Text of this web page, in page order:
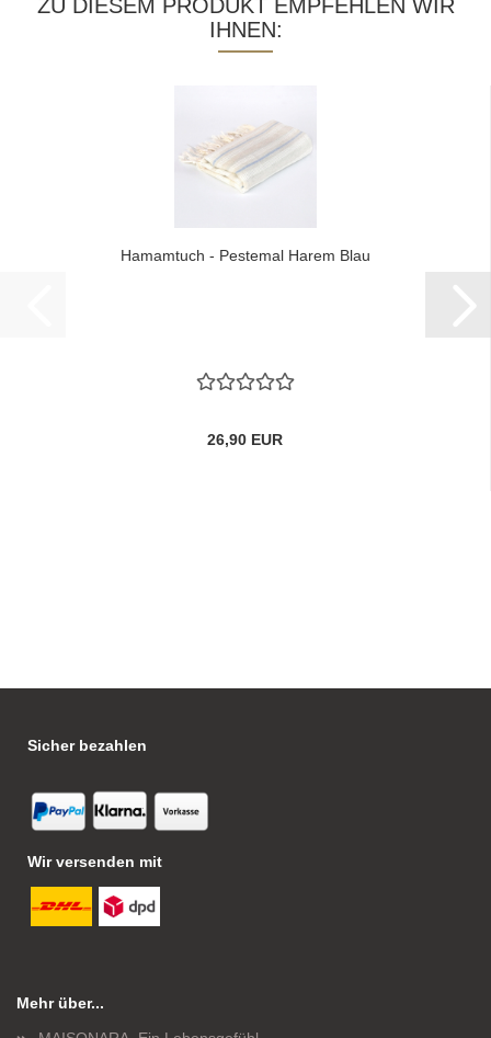
ZU DIESEM PRODUKT EMPFEHLEN WIR
IHNEN:
Hamamtuch - Pestemal Harem Blau
26,90 EUR
Sicher bezahlen
Wir versenden mit
Mehr über...